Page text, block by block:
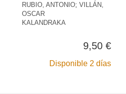
RUBIO, ANTONIO; VILLÁN,
OSCAR
KALANDRAKA
9,50 €
Disponible 2 días